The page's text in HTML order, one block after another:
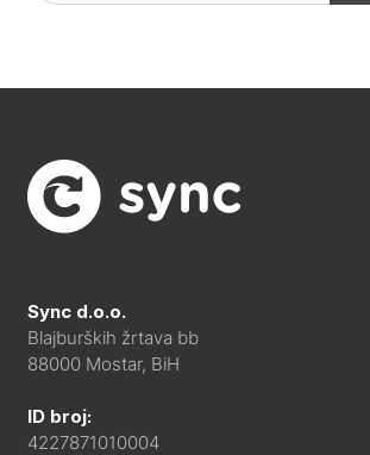
Sync d.o.o.
Blajburških žrtava bb
88000 Mostar, BiH
ID broj:
4227871010004